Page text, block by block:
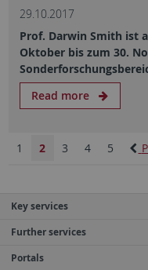
29.10.2017
Prof. Darwin Smith ist
Oktober bis zum 30.
Read more
1 2 3 4 5
Key services
Further services
Portals